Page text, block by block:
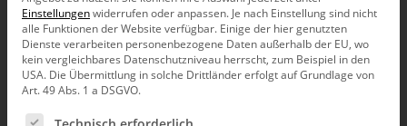
Forschung
Einstellungenwiderrufen oder anpassen. Je nach Einstellung sind nicht
alle Funktionen der Website verfügbar. Einige der hier genutzten
Dienste verarbeiten personenbezogene Daten außerhalb der EU, wo
kein vergleichbares Datenschutzniveau herrscht, zum Beispiel in den
USA. Die Übermittlung in solche Drittländer erfolgt auf Grundlage von
Art. 49 Abs. 1 a DSGVO.
Es folgt eine Liste der Service-Gruppen, für die eine